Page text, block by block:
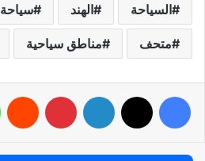
السياحة الهند سياحة
متحف مناطق سياحية
فيسبوك لينكدإن بينتيريست